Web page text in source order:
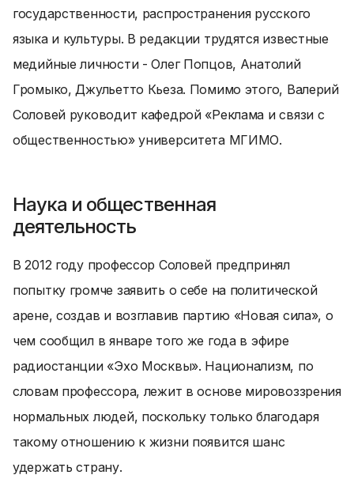
государственности, распространения русского
языка и культуры. В редакции трудятся известные
медийные личности - Олег Попцов, Анатолий
Громыко, Джульетто Кьеза. Помимо этого, Валерий
Соловей руководит кафедрой «Реклама и связи с
общественностью» университета МГИМО.
Наука и общественная
деятельность
В 2012 году профессор Соловей предпринял
попытку громче заявить о себе на политической
арене, создав и возглавив партию «Новая сила», о
чем сообщил в январе того же года в эфире
радиостанции «Эхо Москвы». Национализм, по
словам профессора, лежит в основе мировоззрения
нормальных людей, поскольку только благодаря
такому отношению к жизни появится шанс
удержать страну.